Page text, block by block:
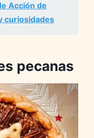
Acción de
curiosidades
pecanas